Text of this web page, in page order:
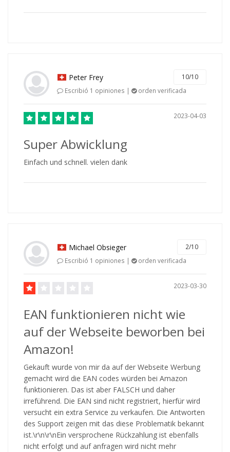
Peter Frey
10/10
Escribió 1 opiniones |
orden verificada
2023-04-03
Super Abwicklung
Einfach und schnell. vielen dank
Michael Obsieger
2/10
Escribió 1 opiniones |
orden verificada
2023-03-30
EAN funktionieren nicht wie
auf der Webseite beworben bei
Amazon!
Gekauft wurde von mir da auf der Webseite Werbung
gemacht wird die EAN codes würden bei Amazon
funktionieren. Das ist aber FALSCH und daher
irreführend. Die EAN sind nicht registriert, hierfür wird
versucht ein extra Service zu verkaufen. Die Antworten
des Support zeigen mit das diese Problematik bekannt
ist.\r\n\r\nEin versprochene Rückzahlung ist ebenfalls
nicht erfolgt und auf anfragen wird nicht mehr